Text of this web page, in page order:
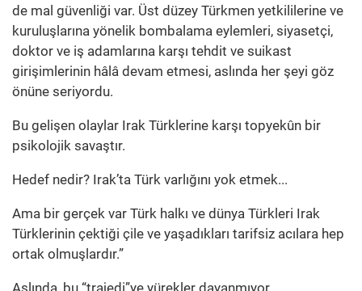
de mal güvenliği var. Üst düzey Türkmen yetkililerine ve
kuruluşlarına yönelik bombalama eylemleri, siyasetçi,
doktor ve iş adamlarına karşı tehdit ve suikast
girişimlerinin hâlâ devam etmesi, aslında her şeyi göz
önüne seriyordu.
Bu gelişen olaylar Irak Türklerine karşı topyekûn bir
psikolojik savaştır.
Hedef nedir? Irak’ta Türk varlığını yok etmek...
Ama bir gerçek var Türk halkı ve dünya Türkleri Irak
Türklerinin çektiği çile ve yaşadıkları tarifsiz acılara hep
ortak olmuşlardır.”